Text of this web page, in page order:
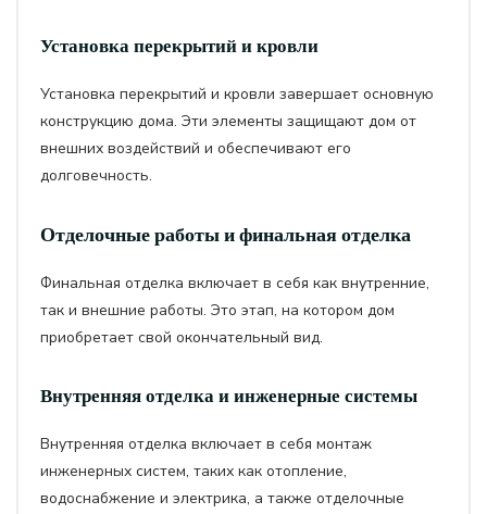
Установка перекрытий и кровли
Установка перекрытий и кровли завершает основную
конструкцию дома. Эти элементы защищают дом от
внешних воздействий и обеспечивают его
долговечность.
Отделочные работы и финальная отделка
Финальная отделка включает в себя как внутренние,
так и внешние работы. Это этап, на котором дом
приобретает свой окончательный вид.
Внутренняя отделка и инженерные системы
Внутренняя отделка включает в себя монтаж
инженерных систем, таких как отопление,
водоснабжение и электрика, а также отделочные